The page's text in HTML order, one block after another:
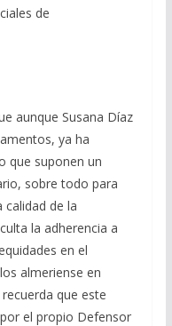
de
aunque Susana Díaz
ya ha
que suponen un
sobre todo para
calidad de la
la adherencia a
en el
almeriense en
que este
el propio Defensor